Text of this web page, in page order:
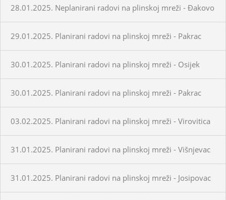
28.01.2025. Neplanirani radovi na plinskoj mreži - Đakovo
29.01.2025. Planirani radovi na plinskoj mreži - Pakrac
30.01.2025. Planirani radovi na plinskoj mreži - Osijek
30.01.2025. Planirani radovi na plinskoj mreži - Pakrac
03.02.2025. Planirani radovi na plinskoj mreži - Virovitica
31.01.2025. Planirani radovi na plinskoj mreži - Višnjevac
31.01.2025. Planirani radovi na plinskoj mreži - Josipovac